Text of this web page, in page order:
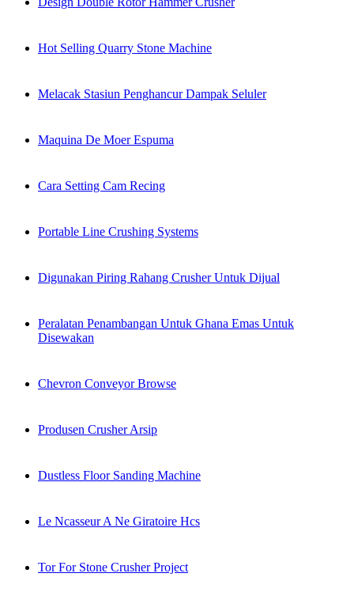
Hot Selling Quarry Stone Machine
Melacak Stasiun Penghancur Dampak Seluler
Maquina De Moer Espuma
Cara Setting Cam Recing
Portable Line Crushing Systems
Digunakan Piring Rahang Crusher Untuk Dijual
Peralatan Penambangan Untuk Ghana Emas Untuk
Disewakan
Chevron Conveyor Browse
Produsen Crusher Arsip
Dustless Floor Sanding Machine
Le Ncasseur A Ne Giratoire Hcs
Tor For Stone Crusher Project